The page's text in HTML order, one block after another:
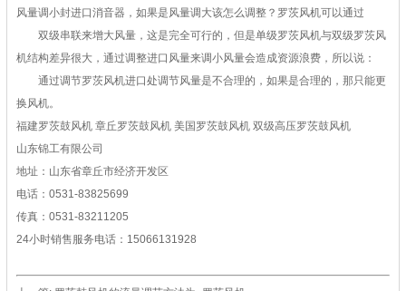
风量调小封进口消音器，如果是风量调大该怎么调整？罗茨风机可以通过
双级串联来增大风量，这是完全可行的，但是单级罗茨风机与双级罗茨风
机结构差异很大，通过调整进口风量来调小风量会造成资源浪费，所以说：
通过调节罗茨风机进口处调节风量是不合理的，如果是合理的，那只能更
换风机。
福建罗茨鼓风机 章丘罗茨鼓风机 美国罗茨鼓风机 双级高压罗茨鼓风机
山东锦工有限公司
地址：山东省章丘市经济开发区
电话：0531-83825699
传真：0531-83211205
24小时销售服务电话：15066131928